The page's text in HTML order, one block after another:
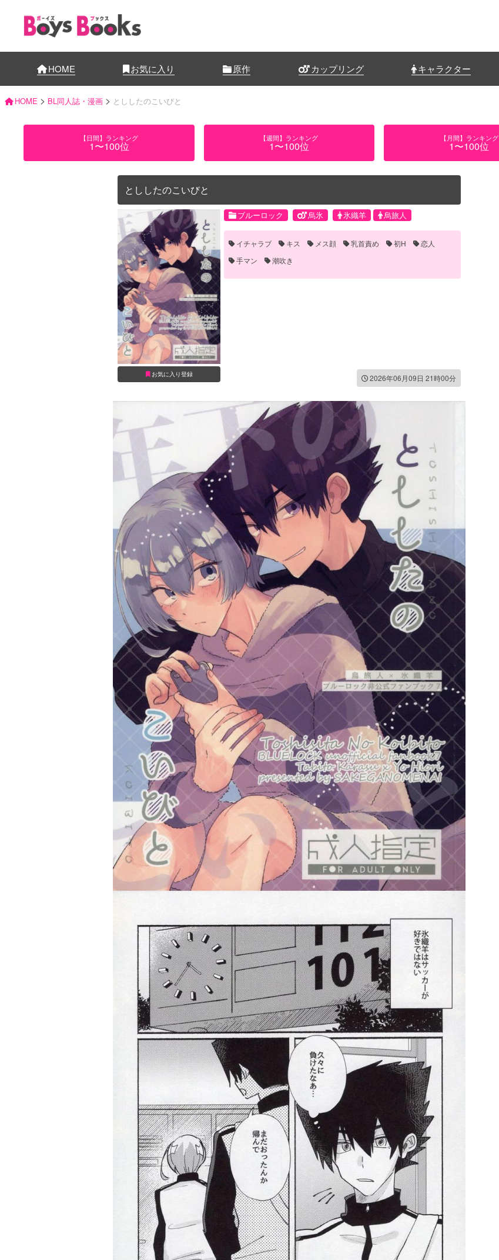
HOME お気に入り 原作 カップリング キャラクター
HOME > BL同人誌・漫画 > とししたのこいびと
【日間】ランキング
1〜100位
【週間】ランキング
1〜100位
【月間】ランキング
1〜100位
とししたのこいびと
お気に入り登録
ブルーロック 烏氷 氷織羊 烏旅人
イチャラブ キス メス顔 乳首責め 初H
恋人
手マン
潮吹き
2026年06月09日 21時00分